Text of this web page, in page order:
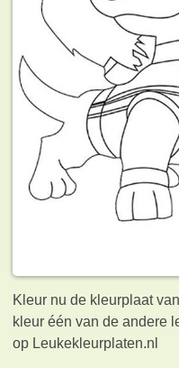
Kleur nu de kleurplaat
kleur één van de andere
op Leukekleurplaten.nl